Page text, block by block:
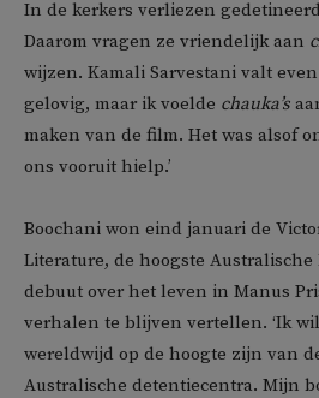
In de kerkers verliezen
Daarom vragen ze vriendelijk aan
wijzen. Kamali Sarvestani valt
gelovig, maar ik voelde chauka’s
maken van de film. Het was alsof
ons vooruit hielp.’
Boochani won eind januari de
Literature, de hoogste
debuut over het leven in Manus
verhalen te blijven vertellen. ‘Ik
wereldwijd op de hoogte zijn van
Australische detentiecentra. Mijn